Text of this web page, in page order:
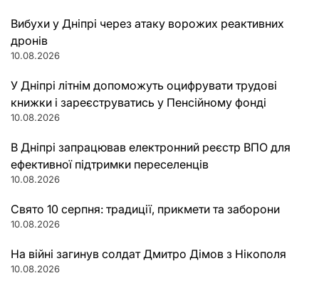
Вибухи у Дніпрі через атаку ворожих реактивних
дронів
10.08.2026
У Дніпрі літнім допоможуть оцифрувати трудові
книжки і зареєструватись у Пенсійному фонді
10.08.2026
В Дніпрі запрацював електронний реєстр ВПО для
ефективної підтримки переселенців
10.08.2026
Свято 10 серпня: традиції, прикмети та заборони
10.08.2026
На війні загинув солдат Дмитро Дімов з Нікополя
10.08.2026